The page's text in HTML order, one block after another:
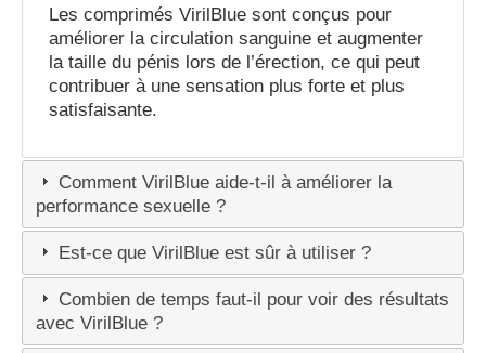
Les comprimés VirilBlue sont conçus pour
améliorer la circulation sanguine et augmenter
la taille du pénis lors de l’érection, ce qui peut
contribuer à une sensation plus forte et plus
satisfaisante.
Comment VirilBlue aide-t-il à améliorer la
performance sexuelle ?
Est-ce que VirilBlue est sûr à utiliser ?
Combien de temps faut-il pour voir des résultats
avec VirilBlue ?